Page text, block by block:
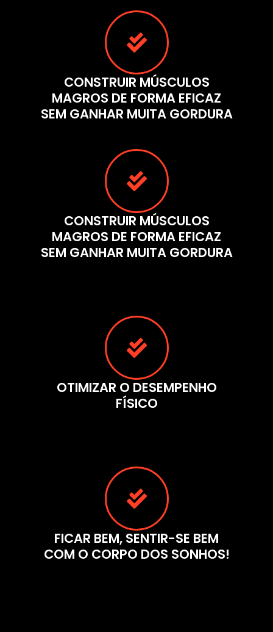
CONSTRUIR MÚSCULOS
MAGROS DE FORMA EFICAZ
SEM GANHAR MUITA GORDURA
CONSTRUIR MÚSCULOS
MAGROS DE FORMA EFICAZ
SEM GANHAR MUITA GORDURA
OTIMIZAR O DESEMPENHO
FÍSICO
FICAR BEM, SENTIR-SE BEM
COM O CORPO DOS SONHOS!